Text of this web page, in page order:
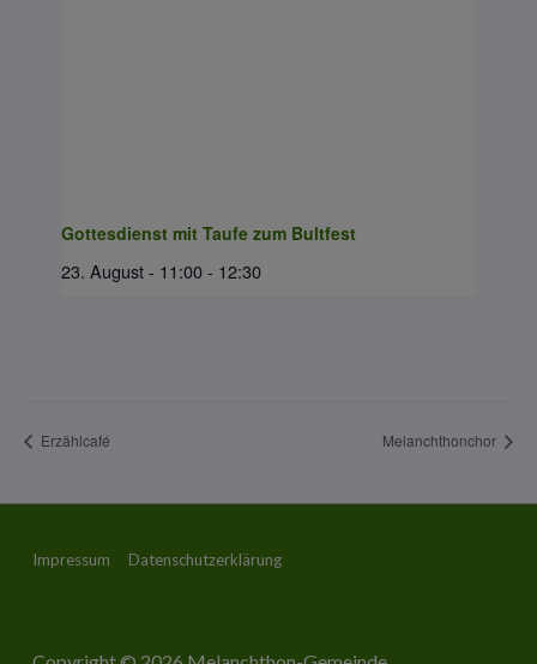
Gottesdienst mit Taufe zum Bultfest
23. August - 11:00- 12:30
Erzählcafé Melanchthonchor
Footer-
Impressum Datenschutzerklärung